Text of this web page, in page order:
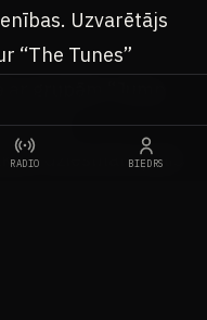
Uzvarētājs
“The Tunes”
grupām “Jump
“Liels
dziesmām pūlis
RADIO BIEDRS